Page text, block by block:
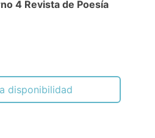
4 Revista de Poesía
disponibilidad